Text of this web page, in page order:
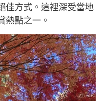
佳方式。這裡深受當地
熱點之一。